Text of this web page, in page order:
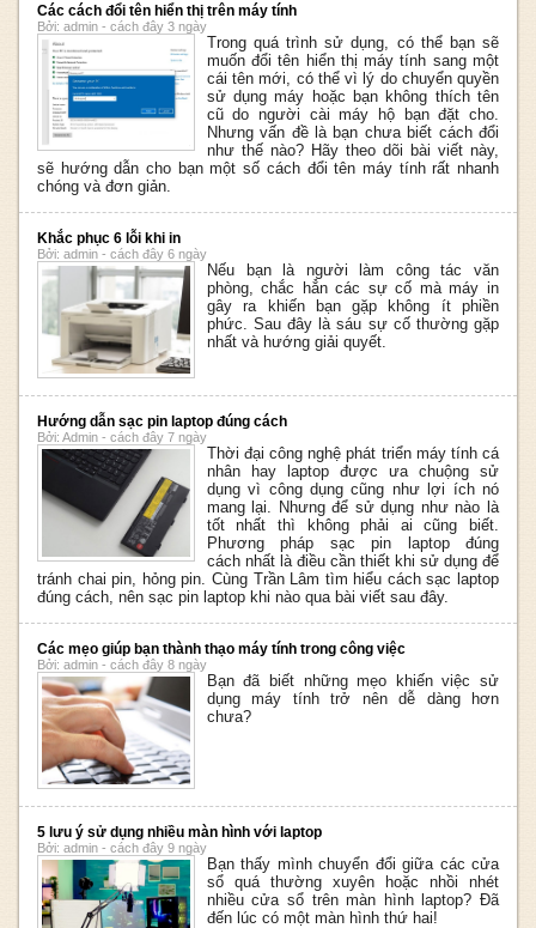
Các cách đổi tên hiển thị trên máy tính
Bởi: admin - cách đây 3 ngày
Trong quá trình sử dụng, có thể bạn sẽ
muốn đổi tên hiển thị máy tính sang một
cái tên mới, có thể vì lý do chuyển quyền
sử dụng máy hoặc bạn không thích tên
cũ do người cài máy hộ bạn đặt cho.
Nhưng vấn đề là bạn chưa biết cách đổi
như thế nào? Hãy theo dõi bài viết này,
sẽ hướng dẫn cho bạn một số cách đổi tên máy tính rất nhanh
chóng và đơn giản.
Khắc phục 6 lỗi khi in
Bởi: admin - cách đây 6 ngày
Nếu bạn là người làm công tác văn
phòng, chắc hẳn các sự cố mà máy in
gây ra khiến bạn gặp không ít phiền
phức. Sau đây là sáu sự cố thường gặp
nhất và hướng giải quyết.
Hướng dẫn sạc pin laptop đúng cách
Bởi: Admin - cách đây 7 ngày
Thời đại công nghệ phát triển máy tính cá
nhân hay laptop được ưa chuộng sử
dụng vì công dụng cũng như lợi ích nó
mang lại. Nhưng để sử dụng như nào là
tốt nhất thì không phải ai cũng biết.
Phương pháp sạc pin laptop đúng
cách nhất là điều cần thiết khi sử dụng để
tránh chai pin, hỏng pin. Cùng Trần Lâm tìm hiểu cách sạc laptop
đúng cách, nên sạc pin laptop khi nào qua bài viết sau đây.
Các mẹo giúp bạn thành thạo máy tính trong công việc
Bởi: admin - cách đây 8 ngày
Bạn đã biết những mẹo khiến việc sử
dụng máy tính trở nên dễ dàng hơn
chưa?
5 lưu ý sử dụng nhiều màn hình với laptop
Bởi: admin - cách đây 9 ngày
Bạn thấy mình chuyển đổi giữa các cửa
sổ quá thường xuyên hoặc nhồi nhét
nhiều cửa sổ trên màn hình laptop? Đã
đến lúc có một màn hình thứ hai!